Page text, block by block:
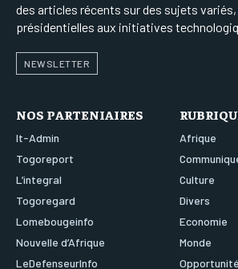
des articles récents sur des sujets
présidentielles aux initiatives
NEWSLETTER
NOS PARTENIAIRES
It-Admin
Togoreport
L’integral
Togoregard
Lomebougeinfo
Nouvelle d’Afrique
LeDefenseurInfo
Afrique
Culture
Divers
Economie
Monde
Opportunité